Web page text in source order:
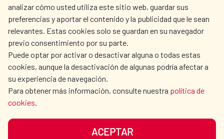
analizar cómo usted utiliza este sitio web, guardar sus
preferencias y aportar el contenido y la publicidad que le sean
relevantes. Estas cookies solo se guardan en su navegador
previo consentimiento por su parte.
Puede optar por activar o desactivar alguna o todas estas
cookies, aunque la desactivación de algunas podría afectar a
su experiencia de navegación.
Para obtener más información, consulte nuestra política de
cookies.
ACEPTAR
OUR SOCIAL MEDIA
DATA PROTECTION